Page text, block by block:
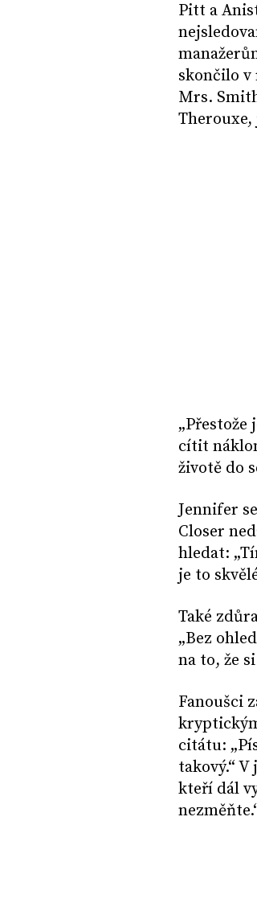
Pitt a
skončilo v
Mrs.
cítit
životě do
Jennifer
Closer
hledat:
je to
Také
„Bez
na to, že
Fanoušci
citátu:
takový.“
kteří dál